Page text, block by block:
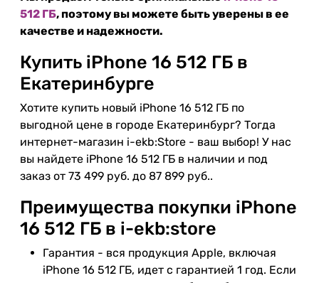
512 ГБ, поэтому вы можете быть уверены в ее
качестве и надежности.
Купить iPhone 16 512 ГБ в
Екатеринбурге
Хотите купить новый iPhone 16 512 ГБ по
выгодной цене в городе Екатеринбург? Тогда
интернет-магазин i-ekb:Store - ваш выбор! У нас
вы найдете iPhone 16 512 ГБ в наличии и под
заказ от 73 499 руб. до 87 899 руб..
Преимущества покупки iPhone
16 512 ГБ в i-ekb:store
Гарантия - вся продукция Apple, включая
iPhone 16 512 ГБ, идет с гарантией 1 год. Если